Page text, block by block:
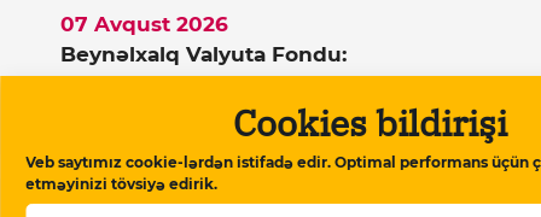
Cookies bildirişi
Veb saytımız cookie-lərdən istifadə edir. Optimal performans üçün
etməyinizi tövsiyə edirik.
Beynəlxalq Valyuta Fondu:
“Azərbaycan ərzaq inflyasiyasında
Rusiyadan yüksək dərəcədə asılıdır”
07 Avqust 2026